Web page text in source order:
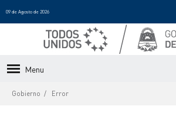
09 de Agosto de 2026
Menu
Gobierno Error